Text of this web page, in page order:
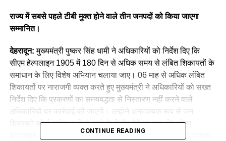
राज्य में सबसे पहले टीबी मुक्त होने वाले तीन जनपदों को किया जाएगा
सम्मानित।
देहरादून: मुख्यमंत्री पुष्कर सिंह धामी ने अधिकारियों को निर्देश दिए कि
सीएम हेल्पलाइन 1905 में 180 दिन से अधिक समय से लंबित शिकायतों के
समाधान के लिए विशेष अभियान चलाया जाए। 06 माह से अधिक लंबित
शिकायतों पर नाराजगी व्यक्त करते हुए मुख्यमंत्री ने अधिकारियों को सख्त
निर्देश दिए कि प्रकरणों का समयबद्धता से निस्तारण नहीं करने वाले
शिकायतें फोर्स क्लोज न किये जाने के निर्देश देते हुए कहा कि सीएम
हेल्पलाइन को राज्य की बेस्ट प्रैक्टिस में लाने के लिए और प्रभावी प्रयास
CONTINUE READING